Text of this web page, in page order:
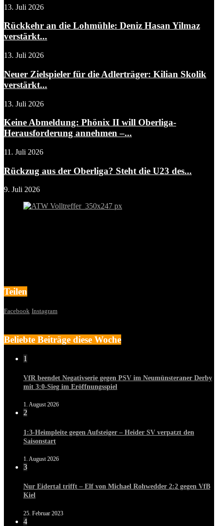
13. Juli 2026
Rückkehr an die Lohmühle: Deniz Hasan Yilmaz
verstärkt...
13. Juli 2026
Neuer Zielspieler für die Adlerträger: Kilian Skolik
verstärkt...
13. Juli 2026
Keine Abmeldung: Phönix II will Oberliga-
Herausforderung annehmen –...
11. Juli 2026
Rückzug aus der Oberliga? Steht die U23 des...
9. Juli 2026
Teilen
Facebook Instagram
Beliebte Beiträge diese Woche
1
VfR beendet Negativserie gegen PSV im Neumünsteraner Derby
mit 3:0-Sieg im Eröffnungsspiel
1. August 2026
2
1:3-Heimpleite gegen Aufsteiger – Heider SV verpatzt den
Saisonstart
1. August 2026
3
Nur Eidertal trifft – Elf von Michael Rohwedder 2:2 gegen VfB
Kiel
25. Februar 2023
4